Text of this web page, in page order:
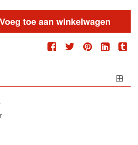
Voeg toe aan winkelwagen